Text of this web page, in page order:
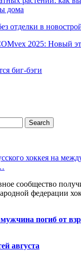
дома
отделки в
2025: Новый
биг-бэги
хоккея на
сообщество
федерации
погиб от
августа